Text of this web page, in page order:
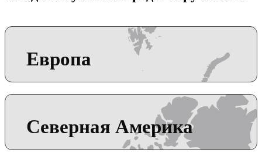
Европа
Северная Америка